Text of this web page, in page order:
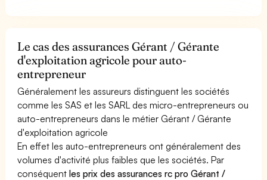
Le cas des assurances Gérant / Gérante
d'exploitation agricole pour auto-
entrepreneur
Généralement les assureurs distinguent les sociétés
comme les SAS et les SARL des micro-entrepreneurs ou
auto-entrepreneurs dans le métier Gérant / Gérante
d'exploitation agricole
En effet les auto-entrepreneurs ont généralement des
volumes d'activité plus faibles que les sociétés. Par
conséquentles prix des assurances rc pro Gérant /